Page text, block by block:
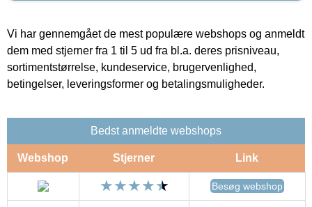
Vi har gennemgået de mest populære webshops og anmeldt
dem med stjerner fra 1 til 5 ud fra bl.a. deres prisniveau,
sortimentstørrelse, kundeservice, brugervenlighed,
betingelser, leveringsformer og betalingsmuligheder.
Bedst anmeldte webshops
Webshop Stjerner Link
Besøg webshop